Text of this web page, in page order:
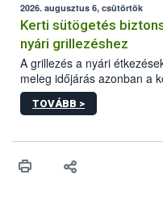
érésű szőlőkben is legyen
védekezésre. Az Oroganic
felhasználók számára is
engedélyezett.
2026. augusztus 6, csütörtök
Kerti sütögetés
nyári grillezéshez
A grillezés a nyári
meleg időjárás azonban a
gyorsabb szaporodásának
ezért nem csupán a
higiéniai szabályok
biztonsági Hivatal (Nébih)
TOVÁBB >